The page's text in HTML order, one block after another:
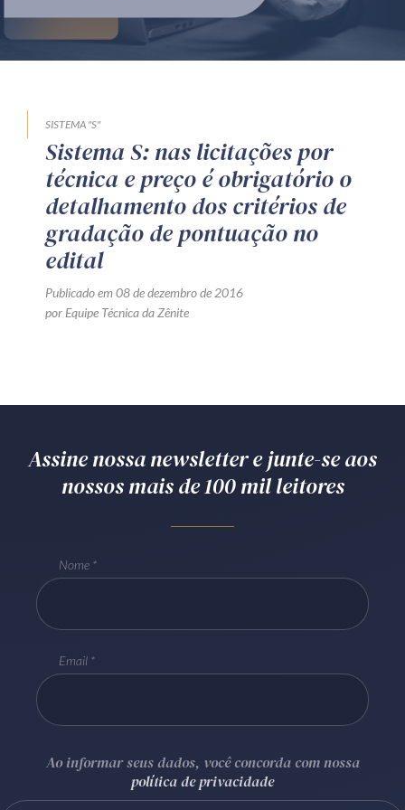
Produtos e serviços
Mentoria Zênite
Capacitação
Eventos presenciais
Zênite in Company
Curitiba/PR CEP
SISTEMA "S"
Sistema S: nas licitações por
técnica e preço é obrigatório o
detalhamento dos critérios de
gradação de pontuação no
edital
Publicado em 08 de dezembro de 2016
por Equipe Técnica da Zênite
Assine nossa newsletter e junte-se aos
nossos mais de 100 mil leitores
Nome
Email
Ao informar seus dados, você concorda com nossa
política de privacidade